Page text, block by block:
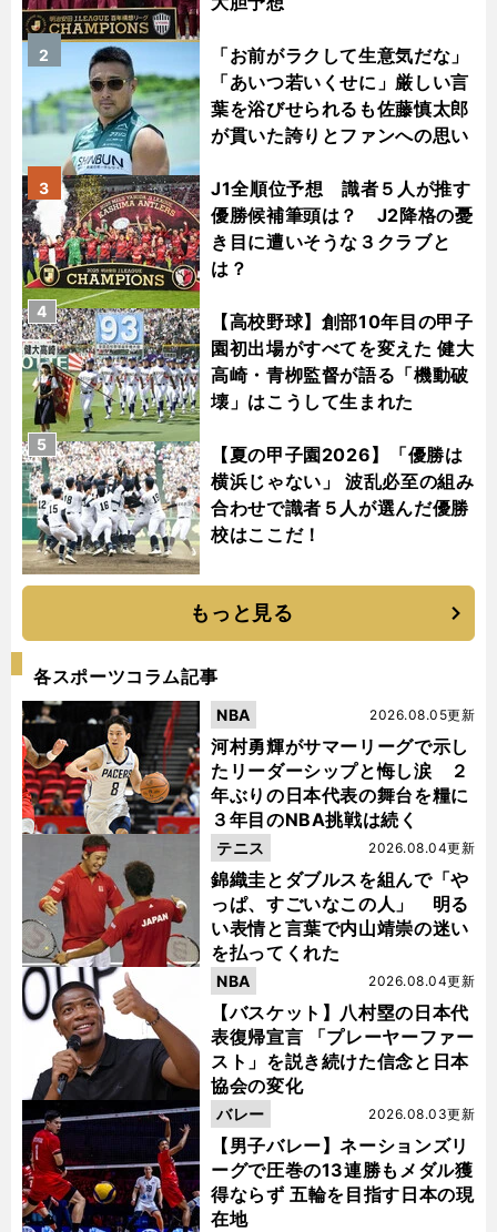
「お前がラクして生意気だな」
「あいつ若いくせに」厳しい言
葉を浴びせられるも佐藤慎太郎
が貫いた誇りとファンへの思い
2
J1全順位予想 識者５人が推す
優勝候補筆頭は？ J2降格の憂
き目に遭いそうな３クラブと
は？
3
【高校野球】創部10年目の甲子
園初出場がすべてを変えた 健大
高崎・青栁監督が語る「機動破
壊」はこうして生まれた
4
【夏の甲子園2026】「優勝は
横浜じゃない」 波乱必至の組み
合わせで識者５人が選んだ優勝
校はここだ！
5
もっと見る
各スポーツコラム記事
河村勇輝がサマーリーグで示し
たリーダーシップと悔し涙 ２
年ぶりの日本代表の舞台を糧に
３年目のNBA挑戦は続く
2026.08.05更新
NBA
錦織圭とダブルスを組んで「や
っぱ、すごいなこの人」 明る
い表情と言葉で内山靖崇の迷い
を払ってくれた
2026.08.04更新
テニス
【バスケット】八村塁の日本代
表復帰宣言 「プレーヤーファー
スト」を説き続けた信念と日本
協会の変化
2026.08.04更新
NBA
【男子バレー】ネーションズリ
ーグで圧巻の13連勝もメダル獲
得ならず 五輪を目指す日本の現
在地
2026.08.03更新
バレー